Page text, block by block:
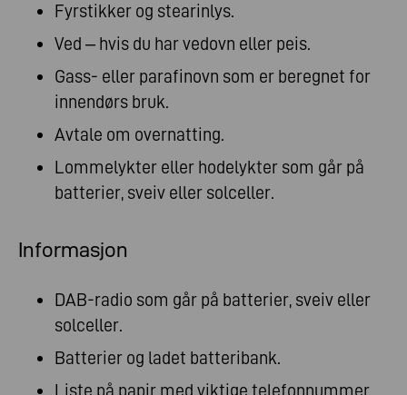
Fyrstikker og stearinlys.
Ved – hvis du har vedovn eller peis.
Gass- eller parafinovn som er beregnet for
innendørs bruk.
Avtale om overnatting.
Lommelykter eller hodelykter som går på
batterier, sveiv eller solceller.
Informasjon
DAB-radio som går på batterier, sveiv eller
solceller.
Batterier og ladet batteribank.
Liste på papir med viktige telefonnummer